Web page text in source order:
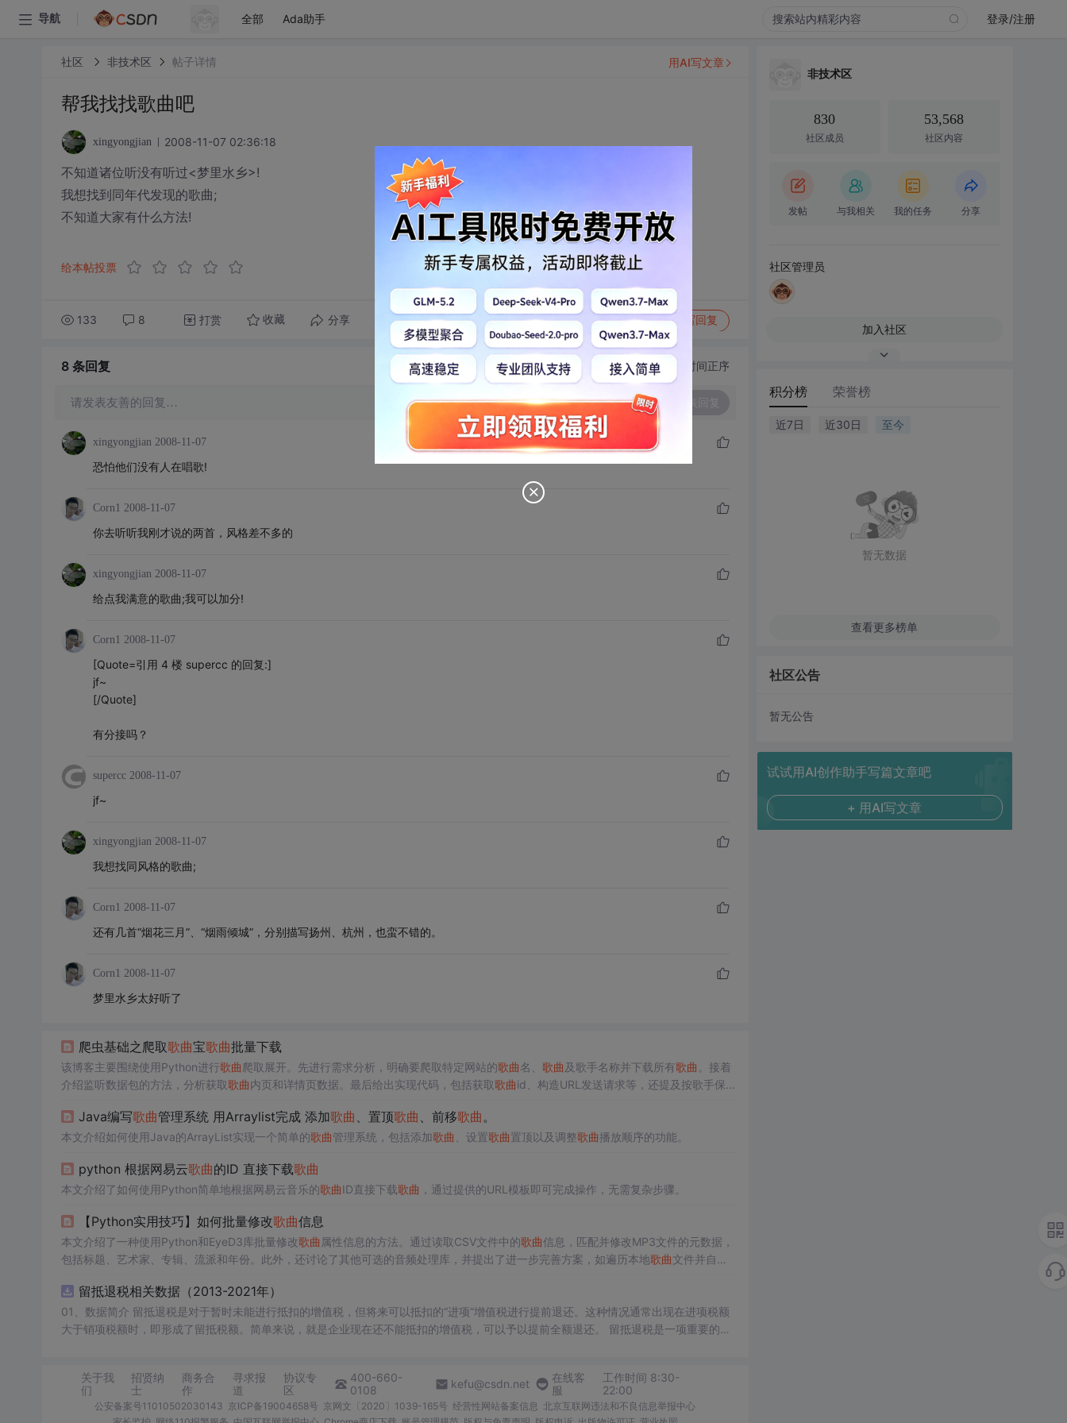
导航 全部 Ada助手 登录/注册
社区 非技术区 帖子详情
帮我找找歌曲吧
xingyongjian 2008-11-07 02:36:18
不知道诸位听没有听过<梦里水乡>!
我想找到同年代发现的歌曲;
不知道大家有什么方法!
给本帖投票
133 8 打赏 收藏 分享 转发到动态 举报 写回复
用AI写文章
8 条回复 切换为时间正序
请发表友善的回复…
xingyongjian 2008-11-07
恐怕他们没有人在唱歌!
Corn1 2008-11-07
你去听听我刚才说的两首，风格差不多的
xingyongjian 2008-11-07
给点我满意的歌曲;我可以加分!
Corn1 2008-11-07
[Quote=引用 4 楼 supercc 的回复:]
jf~
[/Quote]
有分接吗？
supercc 2008-11-07
jf~
xingyongjian 2008-11-07
我想找同风格的歌曲;
Corn1 2008-11-07
还有几首“烟花三月”、“烟雨倾城”，分别描写扬州、杭州，也蛮不错的。
Corn1 2008-11-07
梦里水乡太好听了
爬虫基础之爬取歌曲宝歌曲批量下载
该博客主要围绕使用Python进行歌曲爬取展开。先进行需求分析，明确要爬取特定网站的歌曲名、 歌曲 及歌手名称并下载所有歌曲 。接着
介绍监听数据包的方法，分析获取歌曲内页和详情页数据。最后给出实现代码，包括获取歌曲id、构造URL发送请求等，还提及按歌手保
Java编写歌曲管理系统 用Arraylist完成 添加歌曲 、置顶歌曲 、前移歌曲。
本文介绍如何使用Java的ArrayList实现一个简单的歌曲管理系统，包括添加歌曲 、设置歌曲置顶以及调整歌曲播放顺序的功能。
python 根据网易云歌曲的ID 直接下载歌曲
本文介绍了如何使用Python简单地根据网易云音乐的歌曲ID直接下载歌曲 ，通过提供的URL模板即可完成操作，无需复杂步骤。
【Python实用技巧】如何批量修改歌曲信息
本文介绍了一种使用Python和EyeD3库批量修改歌曲 属性信息的方法。通过读取CSV文件中的歌曲信息，匹配并修改MP3文件的元数据，
包括标题、艺术家、专辑、流派和年份。此外，还讨论了其他可选的音频处理库，并提出了进一步完善方案，如遍历本地歌曲文件并自动
留抵退税相关数据（2013-2021年）
01、数据简介 留抵退税是对于暂时未能进行抵扣的增值税，但将来可以抵扣的“进项”增值税进行提前退还。这种情况通常出现在进项税额
大于销项税额时，即形成了留抵税额。简单来说，就是企业现在还不能抵扣的增值税，可以予以提前全额退还。 留抵退税是一项重要的税
关于我
们
招贤纳
士
商务合
作
寻求报
道
协议专
区
400-660-
0108
kefu@csdn.net
在线客
服
工作时间 8:30-
22:00
公安备案号11010502030143 京ICP备19004658号 京网文〔2020〕1039-165号 经营性网站备案信息 北京互联网违法和不良信息举报中心
非技术区
830
社区成员
53,568
社区内容
发帖 与我相关 我的任务 分享
社区管理员
加入社区
积分榜 荣誉榜
近7日 近30日 至今
暂无数据
查看更多榜单
社区公告
暂无公告
试试用AI创作助手写篇文章吧
+ 用AI写文章